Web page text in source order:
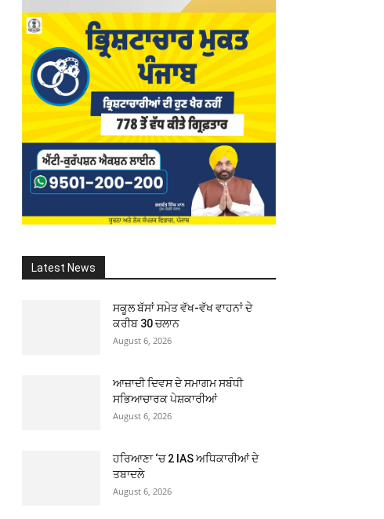
Latest News
ਸਕੂਲ ਬੱਸਾਂ ਸਮੇਤ ਵੱਖ-ਵੱਖ ਵਾਹਨਾਂ ਦੇ
ਕਰੀਬ 30 ਚਲਾਨ
August 6, 2026
ਆਜ਼ਾਦੀ ਦਿਵਸ ਦੇ ਸਮਾਗਮ ਸਬੰਧੀ
ਸਭਿਆਚਾਰਕ ਪੇਸ਼ਕਾਰੀਆਂ
August 6, 2026
ਹਰਿਆਣਾ ‘ਚ 2 IAS ਅਧਿਕਾਰੀਆਂ ਦੇ
ਤਬਾਦਲੇ
August 6, 2026